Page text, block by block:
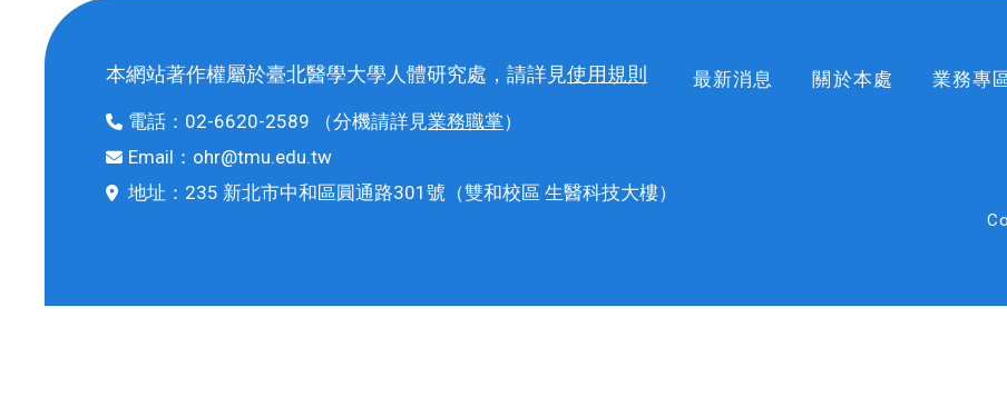
本網站著作權屬於臺北醫學大學人體研究處，請詳見使用規則
電話： 02-6620-2589 （分機請詳見業務職掌）
Email： ohr@tmu.edu.tw
地址： 235 新北市中和區圓通路301號 （雙和校區 生醫科技大樓）
最新消息 關於本處 業務專